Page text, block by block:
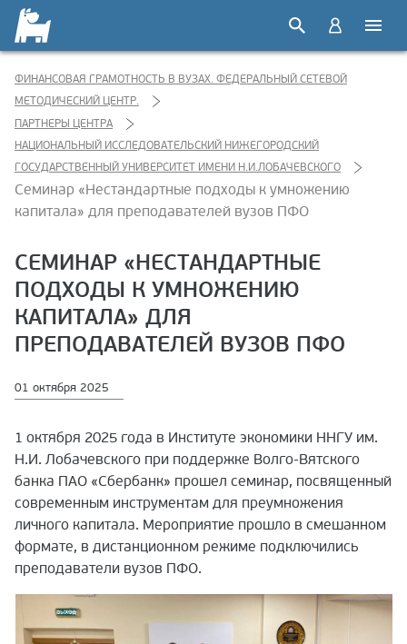
ФИНАНСОВАЯ ГРАМОТНОСТЬ В ВУЗАХ. ФЕДЕРАЛЬНЫЙ СЕТЕВОЙ
МЕТОДИЧЕСКИЙ ЦЕНТР.
ПАРТНЕРЫ ЦЕНТРА
НАЦИОНАЛЬНЫЙ ИССЛЕДОВАТЕЛЬСКИЙ НИЖЕГОРОДСКИЙ
ГОСУДАРСТВЕННЫЙ УНИВЕРСИТЕТ ИМЕНИ Н.И.ЛОБАЧЕВСКОГО
Семинар «Нестандартные подходы к умножению
капитала» для преподавателей вузов ПФО
СЕМИНАР «НЕСТАНДАРТНЫЕ
ПОДХОДЫ К УМНОЖЕНИЮ
КАПИТАЛА» ДЛЯ
ПРЕПОДАВАТЕЛЕЙ ВУЗОВ ПФО
01 октября 2025
1 октября 2025 года в Институте экономики ННГУ им.
Н.И. Лобачевского при поддержке Волго-Вятского
банка ПАО «Сбербанк» прошел семинар, посвященный
современным инструментам для преумножения
личного капитала. Мероприятие прошло в смешанном
формате, в дистанционном режиме подключились
преподаватели вузов ПФО.